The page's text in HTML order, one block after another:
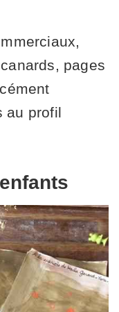
pages
au profil